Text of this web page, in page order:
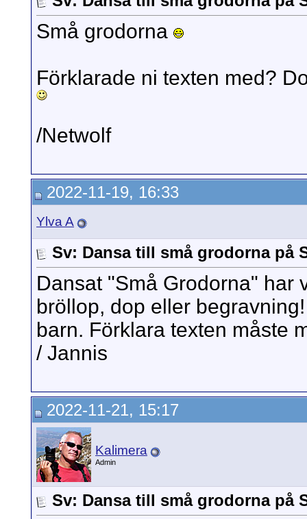
Små grodorna
Förklarade ni texten med?
/Netwolf
2022-11-19, 16:33
Ylva A
Sv: Dansa till små grodorna på
Dansat "Små Grodorna" har
bröllop, dop eller
barn. Förklara texten måste
/ Jannis
2022-11-21, 15:17
Kalimera
Admin
Sv: Dansa till små grodorna på